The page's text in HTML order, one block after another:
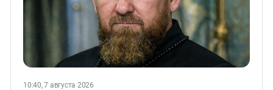
10:40, 7 августа 2026